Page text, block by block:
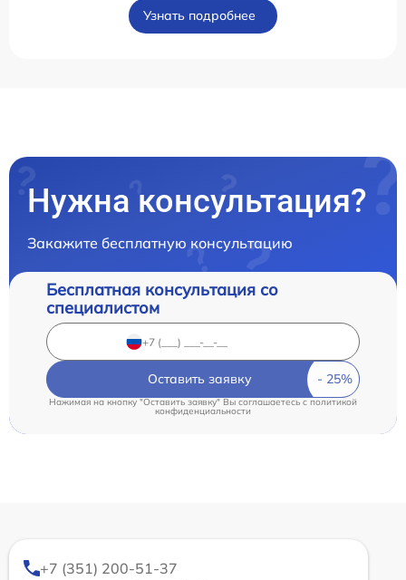
Узнать подробнее
Нужна консультация?
Закажите бесплатную консультацию
Бесплатная консультация со
специалистом
Оставить заявку
Нажимая на кнопку "Оставить заявку" Вы соглашаетесь cполитикой
конфиденциальности
+7 (351) 200-51-37